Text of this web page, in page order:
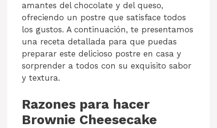
amantes del chocolate y del queso,
ofreciendo un postre que satisface todos
los gustos. A continuación, te presentamos
una receta detallada para que puedas
preparar este delicioso postre en casa y
sorprender a todos con su exquisito sabor
y textura.
Razones para hacer
Brownie Cheesecake